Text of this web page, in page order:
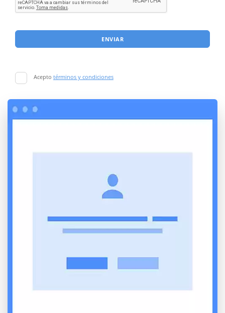
ENVIAR
Acepto términos y condiciones